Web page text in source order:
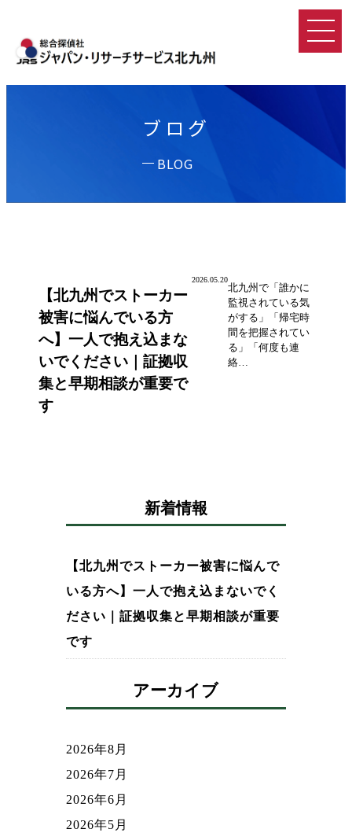
ブログ
BLOG
【北九州でストーカー
被害に悩んでいる方
へ】一人で抱え込まな
いでください｜証拠収
集と早期相談が重要で
す
2026.05.20
北九州で「誰かに
監視されている気
がする」「帰宅時
間を把握されてい
る」「何度も連
絡…
新着情報
【北九州でストーカー被害に悩んで
いる方へ】一人で抱え込まないでく
ださい｜証拠収集と早期相談が重要
です
アーカイブ
2026年8月
2026年7月
2026年6月
2026年5月